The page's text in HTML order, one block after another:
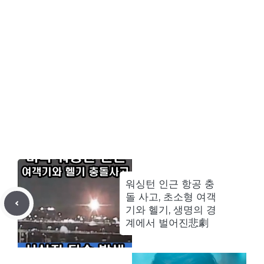
워싱턴 인근 항공 충
돌 사고, 초소형 여객
기와 헬기, 생명의 경
계에서 벌어진悲劇